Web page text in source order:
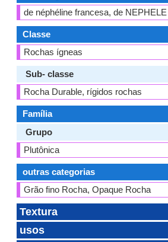
de néphéline francesa, de
Classe
Rochas ígneas
Sub- classe
Rocha Durable, rígidos rochas
Família
Grupo
Plutônica
outras categorias
Grão fino Rocha, Opaque Rocha
Textura
usos